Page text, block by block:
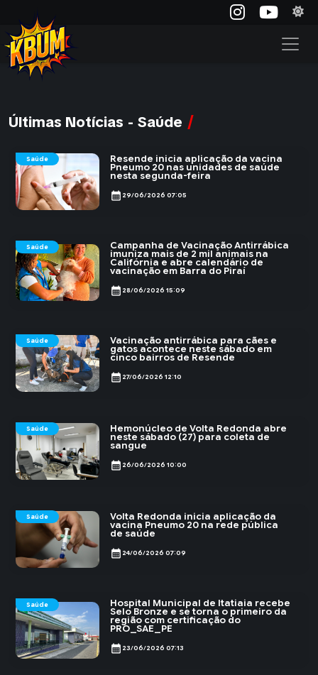
Últimas Notícias - Saúde
Saúde Resende inicia aplicação da vacina
Pneumo 20 nas unidades de saúde
nesta segunda-feira
calendar_month 29/06/2026 07:05
Saúde Campanha de Vacinação Antirrábica
imuniza mais de 2 mil animais na
Califórnia e abre calendário de
vacinação em Barra do Piraí
calendar_month 28/06/2026 15:09
Saúde Vacinação antirrábica para cães e
gatos acontece neste sábado em
cinco bairros de Resende
calendar_month 27/06/2026 12:10
Saúde Hemonúcleo de Volta Redonda abre
neste sábado (27) para coleta de
sangue
calendar_month 26/06/2026 10:00
Saúde Volta Redonda inicia aplicação da
vacina Pneumo 20 na rede pública
de saúde
calendar_month 24/06/2026 07:09
Saúde Hospital Municipal de Itatiaia recebe
Selo Bronze e se torna o primeiro da
região com certificação do
PRO_SAE_PE
calendar_month 23/06/2026 07:13